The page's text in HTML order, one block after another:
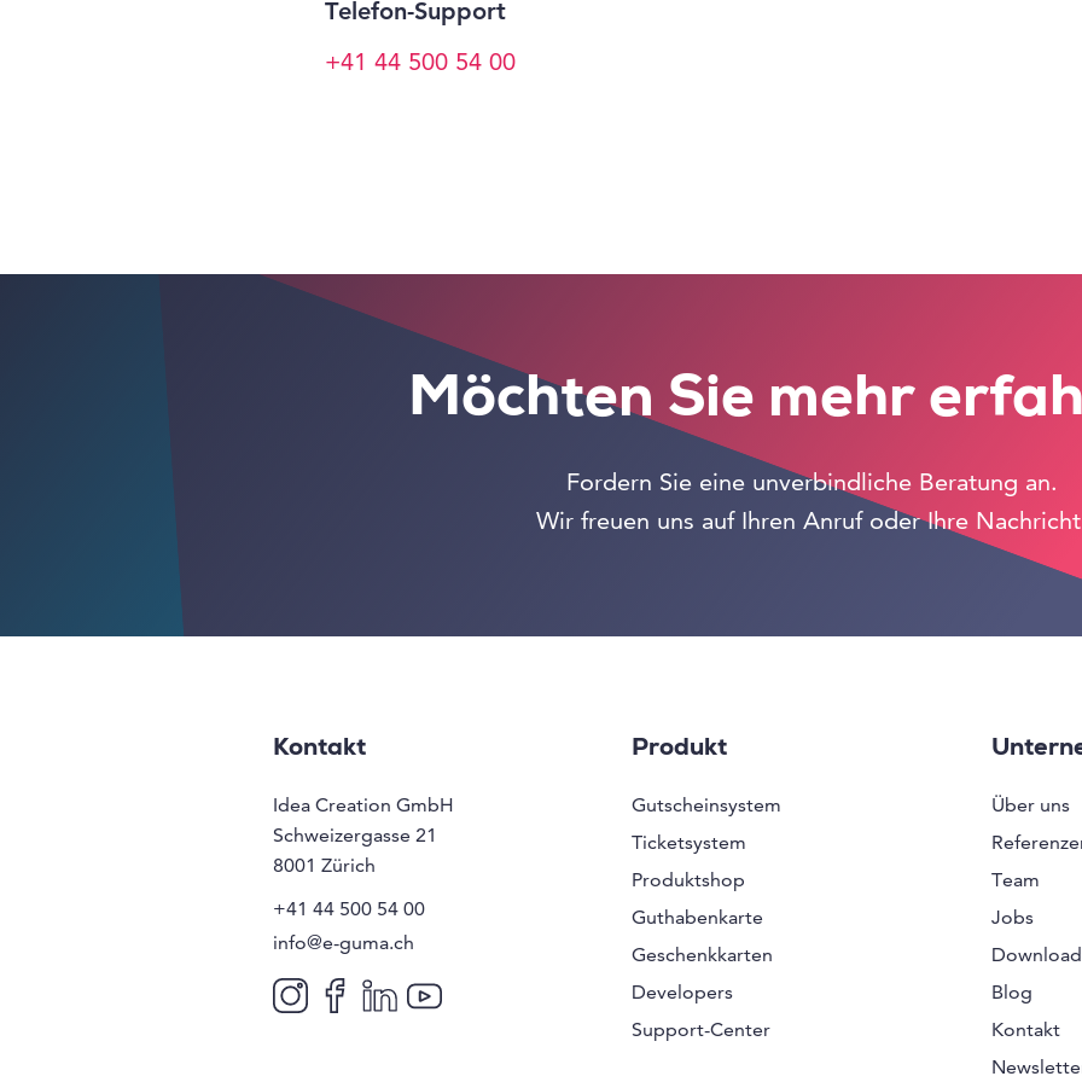
Telefon-Support
+41 44 500 54 00
Möchten Sie mehr
Fordern Sie eine unverbindliche Beratung an.
Wir freuen uns auf Ihren Anruf oder Ihre
Kontakt
Idea Creation GmbH
Schweizergasse 21
8001 Zürich
+41 44 500 54 00
info@e-guma.ch
Produkt
Gutscheinsystem
Ticketsystem
Produktshop
Guthabenkarte
Geschenkkarten
Developers
Support-Center
Über uns
Team
Jobs
Blog
Kontakt